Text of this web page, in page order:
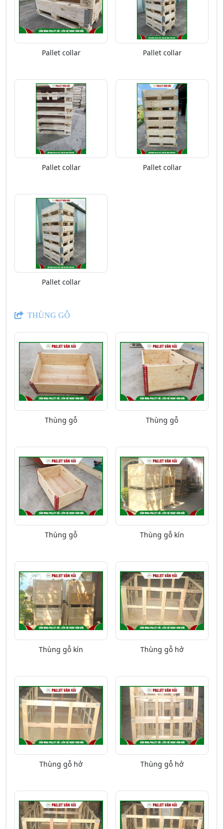
Pallet collar Pallet collar
Pallet collar Pallet collar
Pallet collar
THÙNG GỖ
Thùng gỗ Thùng gỗ
Thùng gỗ Thùng gỗ kín
Thùng gỗ kín Thùng gỗ hở
Thùng gỗ hở Thùng gỗ hở